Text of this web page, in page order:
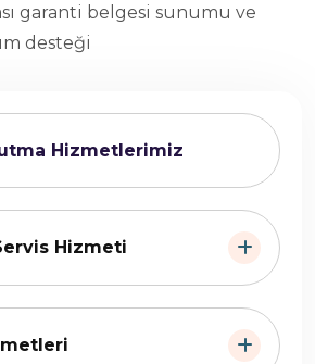
Hizmetlerimiz
Hizmeti
garanti belgesi sunumu ve
desteği